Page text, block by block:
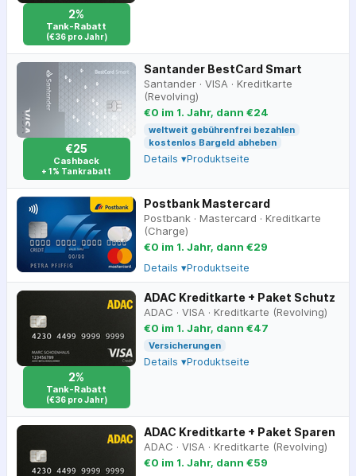
2%
Tank-Rabatt
(€36 pro Jahr)
€25
Cashback
+ 1% Tankrabatt
Santander BestCard Smart
Santander · VISA · Kreditkarte
(Revolving)
€0 im 1. Jahr, dann €24
weltweit gebührenfrei bezahlen
kostenlos Bargeld abheben
Details ▾Produktseite
Postbank Mastercard
Postbank · Mastercard · Kreditkarte
(Charge)
€0 im 1. Jahr, dann €29
Details ▾Produktseite
2%
Tank-Rabatt
(€36 pro Jahr)
ADAC Kreditkarte + Paket Schutz
ADAC · VISA · Kreditkarte (Revolving)
€0 im 1. Jahr, dann €47
Versicherungen
Details ▾Produktseite
ADAC Kreditkarte + Paket Sparen
ADAC · VISA · Kreditkarte (Revolving)
€0 im 1. Jahr, dann €59